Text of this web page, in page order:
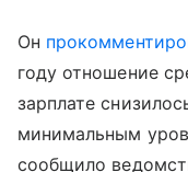
Он
году отношение
зарплате
минимальным
сообщило